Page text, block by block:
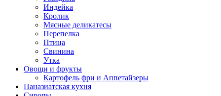
Индейка
Кролик
Мясные деликатесы
Перепелка
Птица
Свинина
Утка
Овощи и фрукты
Картофель фри и Аппетайзеры
Паназиатская кухня​